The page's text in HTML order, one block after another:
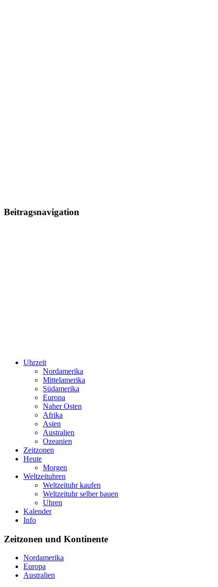
Beitragsnavigation
Uhrzeit
Nordamerika
Mittelamerika
Südamerika
Europa
Naher Osten
Afrika
Asien
Australien
Ozeanien
Zeitzonen
Heute
Morgen
Weltzeituhren
Weltzeituhr kaufen
Weltzeituhr selber bauen
Uhren
Kalender
Info
Zeitzonen und Kontinente
Nordamerika
Europa
Australien